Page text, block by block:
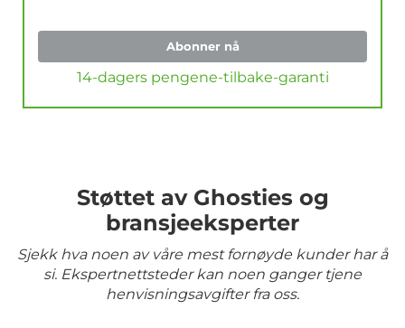
Abonner nå
14-dagers pengene-tilbake-garanti
Støttet av Ghosties og
bransjeeksperter
Sjekk hva noen av våre mest fornøyde kunder har å
si. Ekspertnettsteder kan noen ganger tjene
henvisningsavgifter fra oss.